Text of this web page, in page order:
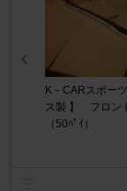
K－CARスポー
ス製 】 フロン
（50ﾊﾟｲ）